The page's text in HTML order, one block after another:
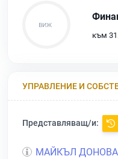
към
УПРАВЛЕНИЕ И
Представляващ/и:
МАЙКЪЛ